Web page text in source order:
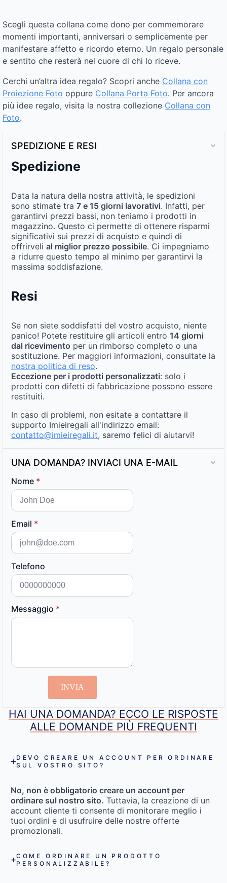
Scegli questa collana come dono per commemorare
momenti importanti, anniversari o semplicemente per
manifestare affetto e ricordo eterno. Un regalo personale
e sentito che resterà nel cuore di chi lo riceve.
Cerchi un’altra idea regalo? Scopri anche Collana con
Proiezione Foto oppure Collana Porta Foto. Per ancora
più idee regalo, visita la nostra collezione Collana con
Foto.
SPEDIZIONE E RESI
Spedizione
Data la natura della nostra attività, le spedizioni
sono stimate tra 7 e 15 giorni lavorativi. Infatti, per
garantirvi prezzi bassi, non teniamo i prodotti in
magazzino. Questo ci permette di ottenere risparmi
significativi sui prezzi di acquisto e quindi di
offrirveli al miglior prezzo possibile. Ci impegniamo
a ridurre questo tempo al minimo per garantirvi la
massima soddisfazione.
Resi
Se non siete soddisfatti del vostro acquisto, niente
panico! Potete restituire gli articoli entro 14 giorni
dal ricevimento per un rimborso completo o una
sostituzione. Per maggiori informazioni, consultate la
nostra politica di reso.
Eccezione per i prodotti personalizzati: solo i
prodotti con difetti di fabbricazione possono essere
restituiti.
In caso di problemi, non esitate a contattare il
supporto Imieiregali all'indirizzo email:
contatto@imieiregali.it, saremo felici di aiutarvi!
UNA DOMANDA? INVIACI UNA E-MAIL
Nome *
Email *
Telefono
Messaggio *
INVIA
HAI UNA DOMANDA? ECCO LE RISPOSTE
ALLE DOMANDE PIÙ FREQUENTI
DEVO CREARE UN ACCOUNT PER ORDINARE
SUL VOSTRO SITO?
No, non è obbligatorio creare un account per
ordinare sul nostro sito. Tuttavia, la creazione di un
account cliente ti consente di monitorare meglio i
tuoi ordini e di usufruire delle nostre offerte
promozionali.
COME ORDINARE UN PRODOTTO
PERSONALIZZABILE?